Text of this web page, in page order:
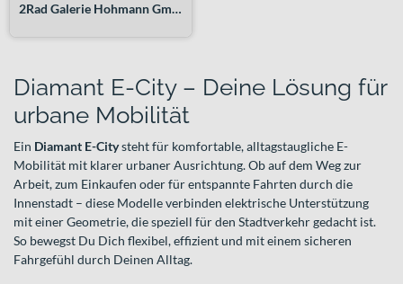
2Rad Galerie Hohmann GmbH
Diamant E-City – Deine Lösung für
urbane Mobilität
Ein Diamant E-Citysteht für komfortable, alltagstaugliche E-
Mobilität mit klarer urbaner Ausrichtung. Ob auf dem Weg zur
Arbeit, zum Einkaufen oder für entspannte Fahrten durch die
Innenstadt – diese Modelle verbinden elektrische Unterstützung
mit einer Geometrie, die speziell für den Stadtverkehr gedacht ist.
So bewegst Du Dich flexibel, effizient und mit einem sicheren
Fahrgefühl durch Deinen Alltag.